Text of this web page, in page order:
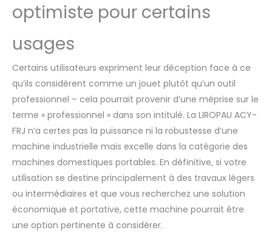
optimiste pour certains
usages
Certains utilisateurs expriment leur déception face à ce
qu’ils considèrent comme un jouet plutôt qu’un outil
professionnel – cela pourrait provenir d’une méprise sur le
terme « professionnel » dans son intitulé. La LIROPAU ACY-
FRJ n’a certes pas la puissance ni la robustesse d’une
machine industrielle mais excelle dans la catégorie des
machines domestiques portables. En définitive, si votre
utilisation se destine principalement à des travaux légers
ou intermédiaires et que vous recherchez une solution
économique et portative, cette machine pourrait être
une option pertinente à considérer.